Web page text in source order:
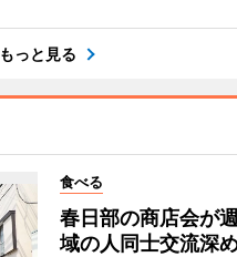
もっと見る
食べる
春日部の商店会が
域の人同士交流深